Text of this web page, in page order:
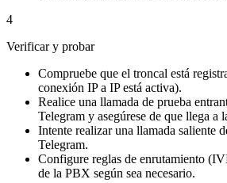
4
Verificar y probar
Compruebe que el troncal está
conexión IP a IP está activa).
Realice una llamada de prueba
Telegram y asegúrese de que llega a
Intente realizar una llamada saliente
Telegram.
Configure reglas de enrutamiento
de la PBX según sea necesario.